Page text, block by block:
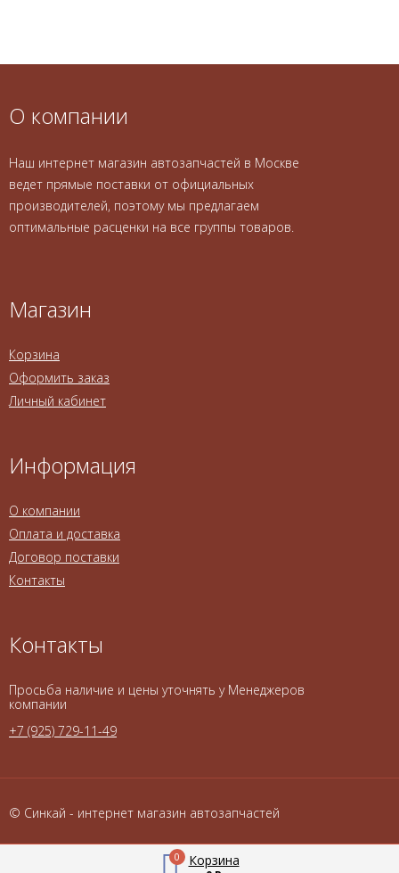
О компании
Наш интернет магазин автозапчастей в Москве
ведет прямые поставки от официальных
производителей, поэтому мы предлагаем
оптимальные расценки на все группы товаров.
Магазин
Корзина
Оформить заказ
Личный кабинет
Информация
О компании
Оплата и доставка
Договор поставки
Контакты
Контакты
Просьба наличие и цены уточнять у Менеджеров
компании
+7 (925) 729-11-49
© Синкай - интернет магазин автозапчастей
0 Корзина